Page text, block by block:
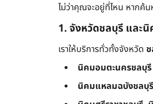
ไม่ว่าคุณจะอยู่ที่ไหน หากค้น
1. จังหวัดชลบุรี และ
เราให้บริการทั่วทั้งจังหวัด
นิคมอมตะนครชลบุรี
นิคมแหลมฉบังชลบุรี